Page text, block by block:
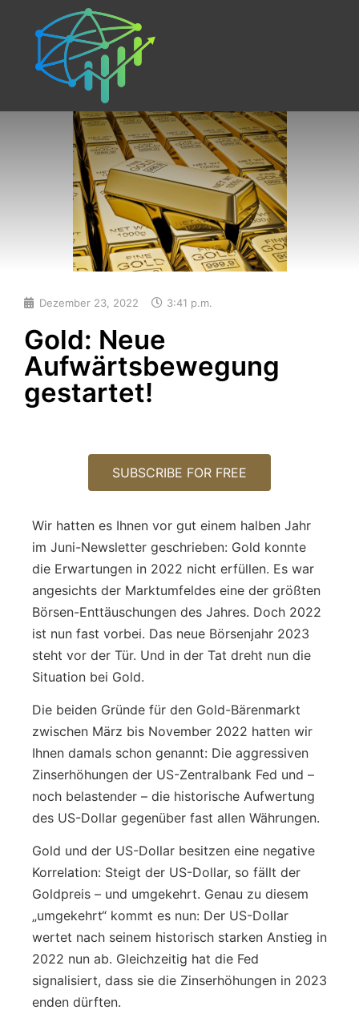
Dezember 23, 2022 3:41 p.m.
Gold: Neue
Aufwärtsbewegung
gestartet!
SUBSCRIBE FOR FREE
Wir hatten es Ihnen vor gut einem halben Jahr
im Juni-Newsletter geschrieben: Gold konnte
die Erwartungen in 2022 nicht erfüllen. Es war
angesichts der Marktumfeldes eine der größten
Börsen-Enttäuschungen des Jahres. Doch 2022
ist nun fast vorbei. Das neue Börsenjahr 2023
steht vor der Tür. Und in der Tat dreht nun die
Situation bei Gold.
Die beiden Gründe für den Gold-Bärenmarkt
zwischen März bis November 2022 hatten wir
Ihnen damals schon genannt: Die aggressiven
Zinserhöhungen der US-Zentralbank Fed und –
noch belastender – die historische Aufwertung
des US-Dollar gegenüber fast allen Währungen.
Gold und der US-Dollar besitzen eine negative
Korrelation: Steigt der US-Dollar, so fällt der
Goldpreis – und umgekehrt. Genau zu diesem
„umgekehrt“ kommt es nun: Der US-Dollar
wertet nach seinem historisch starken Anstieg in
2022 nun ab. Gleichzeitig hat die Fed
signalisiert, dass sie die Zinserhöhungen in 2023
enden dürften.